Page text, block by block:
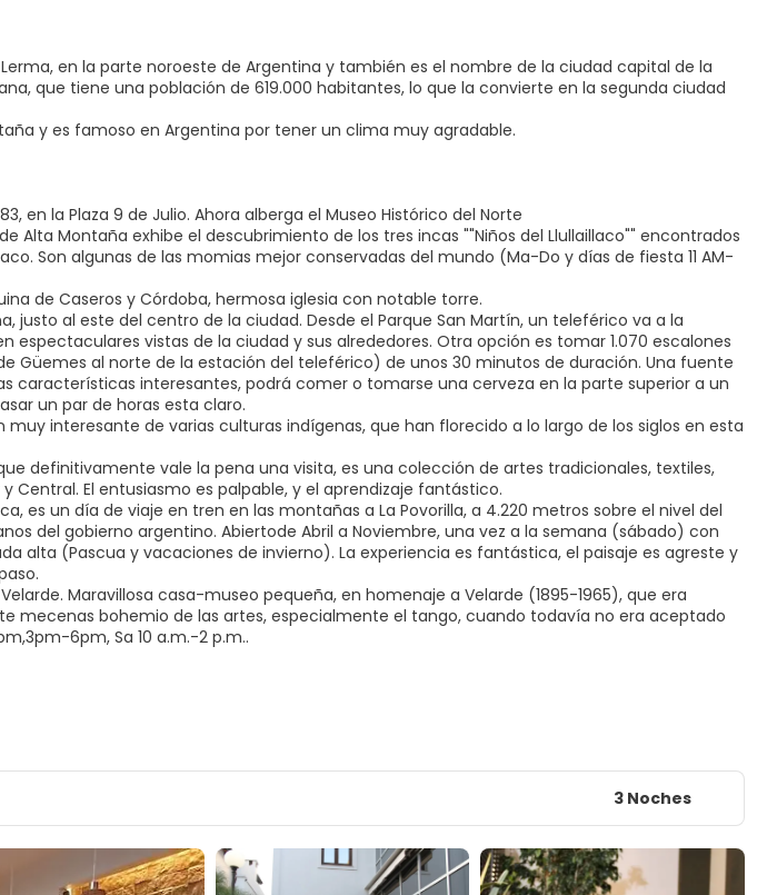
en la parte noroeste de Argentina y también es el nombre de la ciudad capital de la
que tiene una población de 619.000 habitantes, lo que la convierte en la segunda ciudad
y es famoso en Argentina por tener un clima muy agradable.
en la Plaza 9 de Julio. Ahora alberga el Museo Histórico del Norte
de Alta Montaña exhibe el descubrimiento de los tres incas ""Niños del Llullaillaco"" encontrados
Son algunas de las momias mejor conservadas del mundo (Ma-Do y días de fiesta 11 AM-
de Caseros y Córdoba, hermosa iglesia con notable torre.
justo al este del centro de la ciudad. Desde el Parque San Martín, un teleférico va a la
espectaculares vistas de la ciudad y sus alrededores. Otra opción es tomar 1.070 escalones
Güemes al norte de la estación del teleférico) de unos 30 minutos de duración. Una fuente
características interesantes, podrá comer o tomarse una cerveza en la parte superior a un
un par de horas esta claro.
muy interesante de varias culturas indígenas, que han florecido a lo largo de los siglos en esta
definitivamente vale la pena una visita, es una colección de artes tradicionales, textiles,
Central. El entusiasmo es palpable, y el aprendizaje fantástico.
es un día de viaje en tren en las montañas a La Povorilla, a 4.220 metros sobre el nivel del
del gobierno argentino. Abiertode Abril a Noviembre, una vez a la semana (sábado) con
alta (Pascua y vacaciones de invierno). La experiencia es fantástica, el paisaje es agreste y
Maravillosa casa-museo pequeña, en homenaje a Velarde (1895-1965), que era
mecenas bohemio de las artes, especialmente el tango, cuando todavía no era aceptado
6pm, Sa 10 a.m.-2 p.m..
3 Noches